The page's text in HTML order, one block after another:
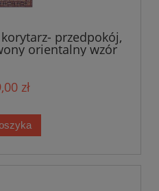
przedpokój,
orientalny wzór
tkany
zł